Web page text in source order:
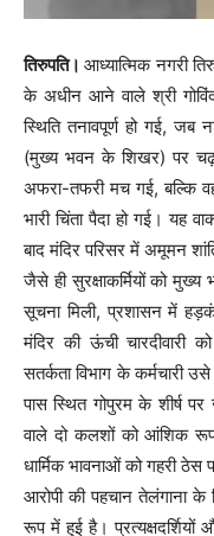
तिरुपति।आध्यात्मिक नगरी
के अधीन आने वाले श्री
स्थिति तनावपूर्ण हो गई,
(मुख्य भवन के शिखर) पर
अफरा-तफरी मच गई, बल्कि
भारी चिंता पैदा हो गई। यह
बाद मंदिर परिसर में अमूमन
जैसे ही सुरक्षाकर्मियों को
सूचना मिली, प्रशासन में
मंदिर की ऊंची
सतर्कता विभाग के कर्मचारी
पास स्थित गोपुरम के शीर्ष
वाले दो कलशों को आंशिक
धार्मिक भावनाओं को गहरी ठेस
आरोपी की पहचान तेलंगाना के
रूप में हुई है।